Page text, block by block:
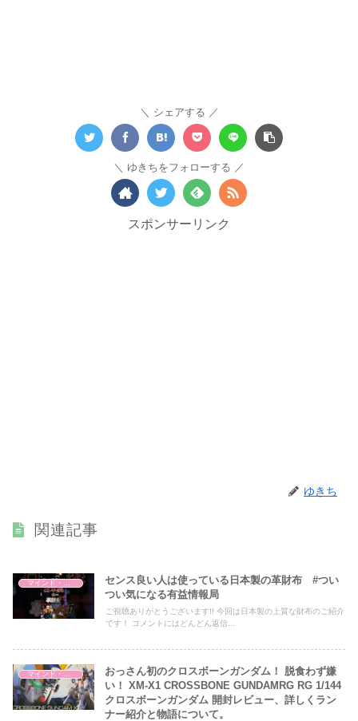
シェアする
ゆきちをフォローする
スポンサーリンク
ゆきち
関連記事
マインド・哲学
センス良い人は使っている日本製の革財布 #つい
つい気になる有益情報局
ご視聴ありがとうございます!! 今回は日本製の上質な財布のご紹介
です！ コメントにはどんどん返信...
マインド・哲学
おっさん初のクロスボーンガンダム！ 脱食わず嫌
い！ XM-X1 CROSSBONE GUNDAMRG RG 1/144
クロスボーンガンダム 開封レビュー、詳しくラン
ナー紹介と物語について。